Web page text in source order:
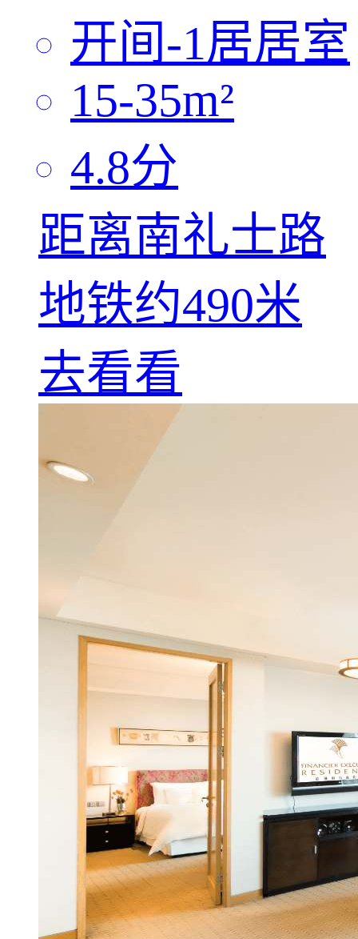
开间-1居居室
15-35m²
4.8分
距离南礼士路
地铁约490米
去看看